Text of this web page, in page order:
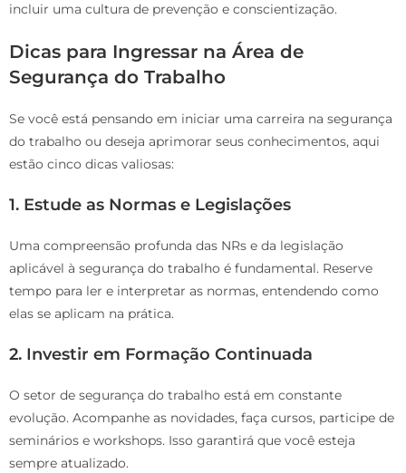
incluir uma cultura de prevenção e conscientização.
Dicas para Ingressar na Área de
Segurança do Trabalho
Se você está pensando em iniciar uma carreira na segurança
do trabalho ou deseja aprimorar seus conhecimentos, aqui
estão cinco dicas valiosas:
1. Estude as Normas e Legislações
Uma compreensão profunda das NRs e da legislação
aplicável à segurança do trabalho é fundamental. Reserve
tempo para ler e interpretar as normas, entendendo como
elas se aplicam na prática.
2. Investir em Formação Continuada
O setor de segurança do trabalho está em constante
evolução. Acompanhe as novidades, faça cursos, participe de
seminários e workshops. Isso garantirá que você esteja
sempre atualizado.